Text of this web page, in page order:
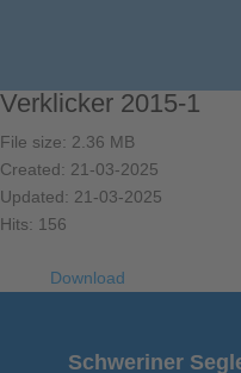
Verklicker 2015-1
File size: 2.36 MB
Created: 21-03-2025
Updated: 21-03-2025
Hits: 156
Download
Schweriner